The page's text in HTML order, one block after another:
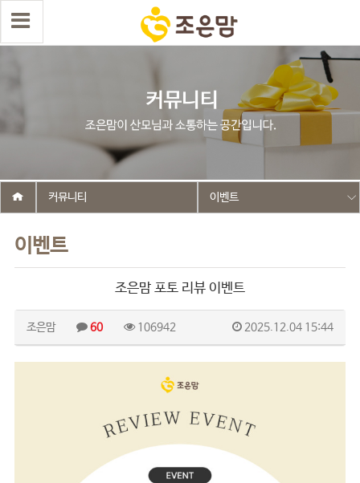
이벤트
커뮤니티 이벤트
조은맘 포토 리뷰 이벤트
조은맘 60 106942 2025.12.04 15:44